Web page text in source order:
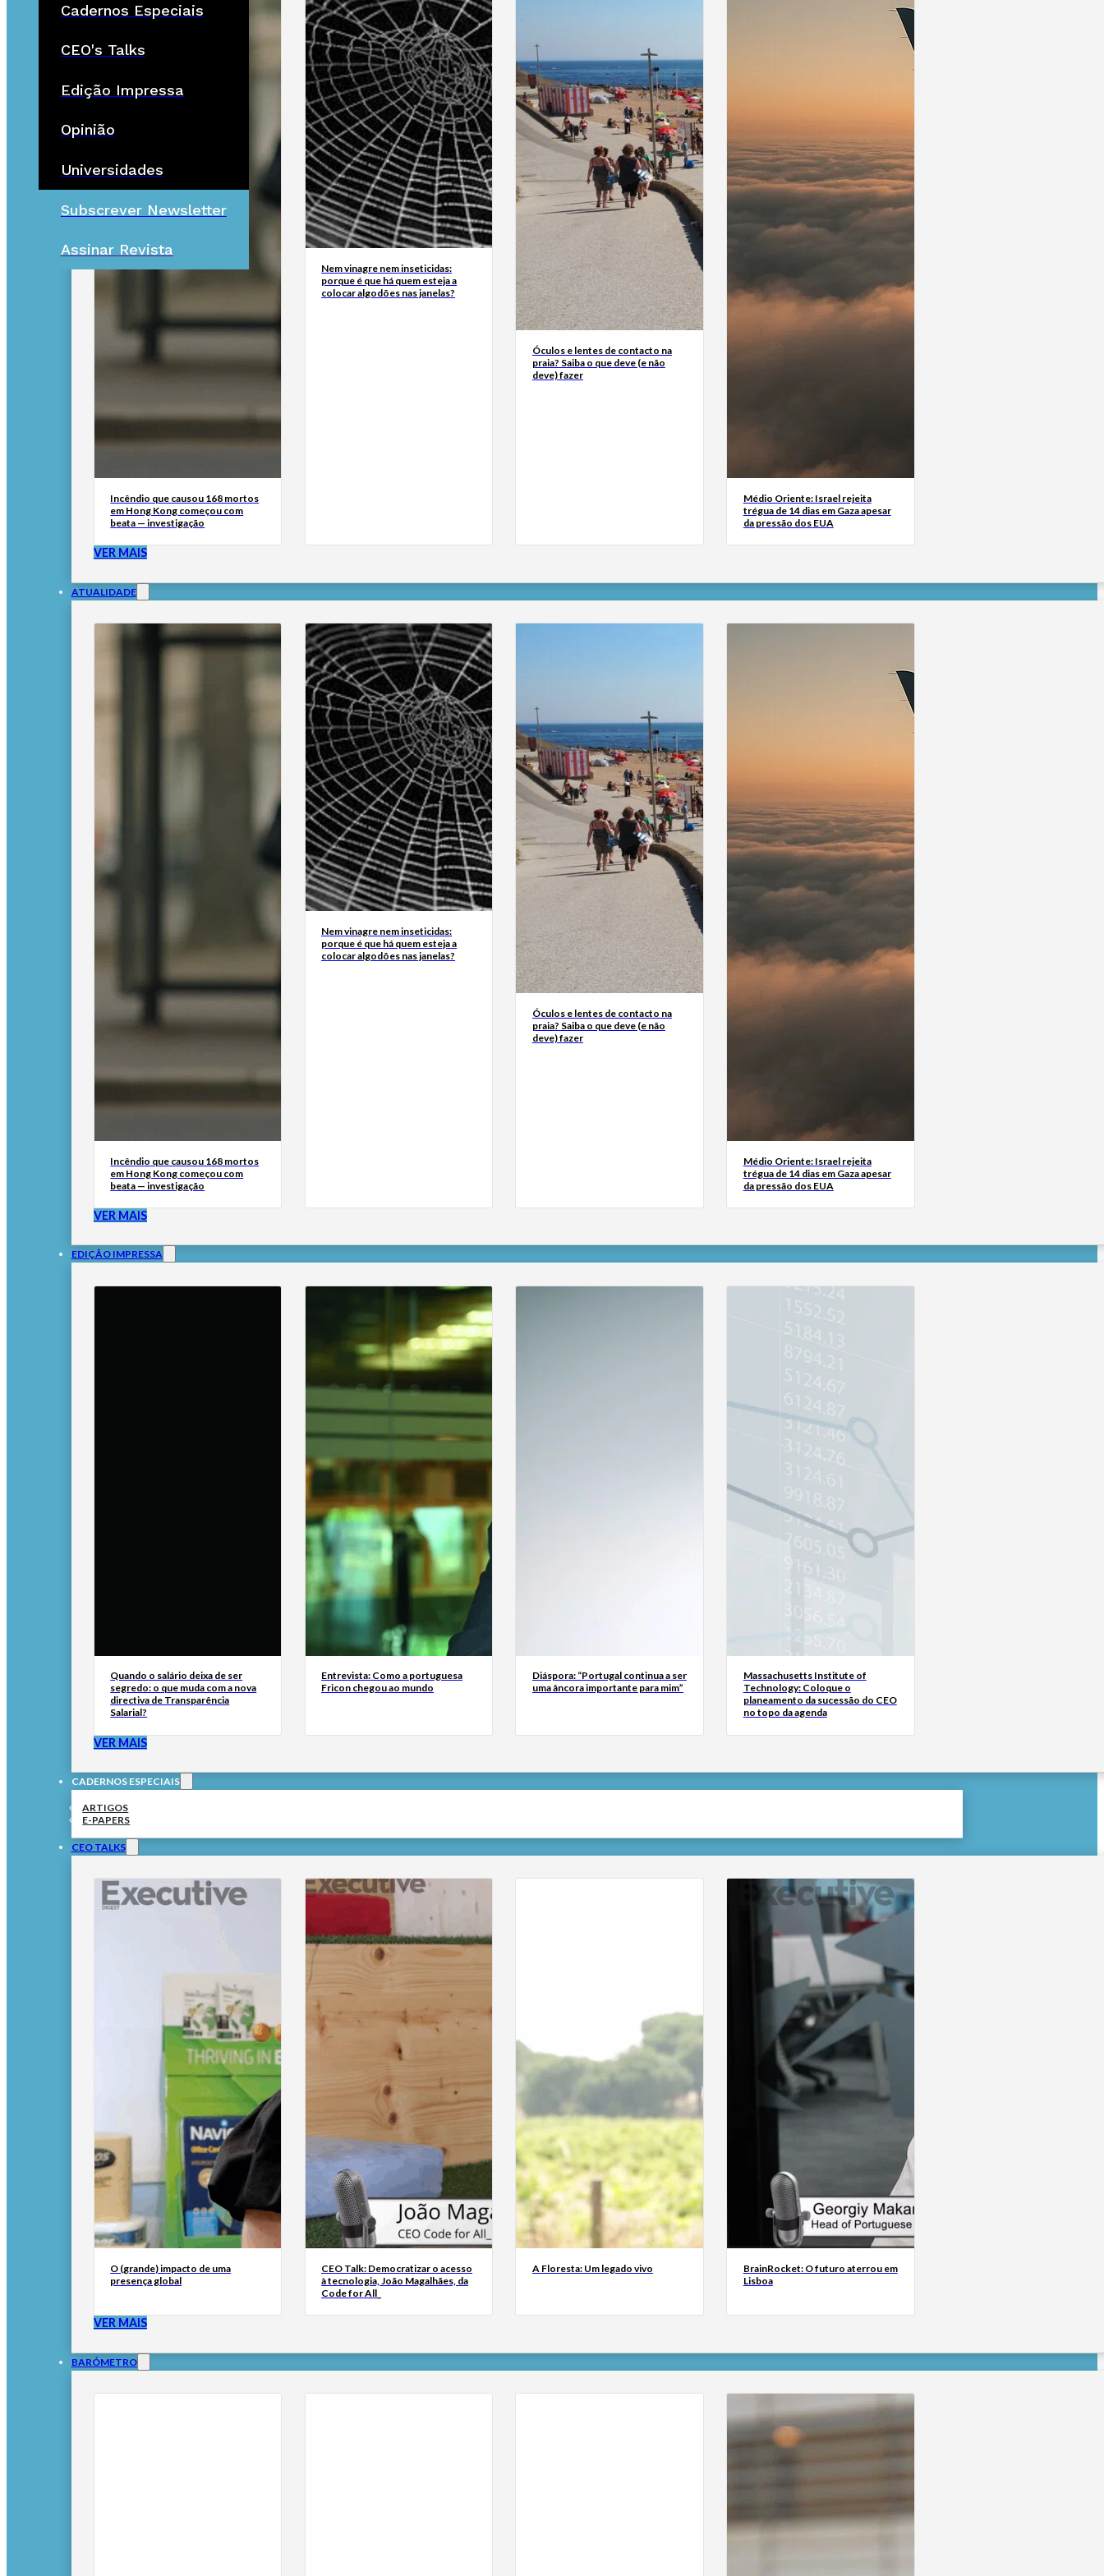
Cadernos Especiais
CEO's Talks
Edição Impressa
Opinião
Universidades
Subscrever Newsletter
Assinar Revista
Incêndio que causou 168 mortos
em Hong Kong começou com
beata — investigação
Nem vinagre nem inseticidas:
porque é que há quem esteja a
colocar algodões nas janelas?
Óculos e lentes de contacto na
praia? Saiba o que deve (e não
deve) fazer
Médio Oriente: Israel rejeita
trégua de 14 dias em Gaza apesar
da pressão dos EUA
VER MAIS
ATUALIDADE
Incêndio que causou 168 mortos
em Hong Kong começou com
beata — investigação
Nem vinagre nem inseticidas:
porque é que há quem esteja a
colocar algodões nas janelas?
Óculos e lentes de contacto na
praia? Saiba o que deve (e não
deve) fazer
Médio Oriente: Israel rejeita
trégua de 14 dias em Gaza apesar
da pressão dos EUA
VER MAIS
EDIÇÃO IMPRESSA
Quando o salário deixa de ser
segredo: o que muda com a nova
directiva de Transparência
Salarial?
Entrevista: Como a portuguesa
Fricon chegou ao mundo
Diáspora: “Portugal continua a ser
uma âncora importante para mim”
Massachusetts Institute of
Technology: Coloque o
planeamento da sucessão do CEO
no topo da agenda
VER MAIS
CADERNOS ESPECIAIS
ARTIGOS
E-PAPERS
CEO TALKS
O (grande) impacto de uma
presença global
CEO Talk: Democratizar o acesso
à tecnologia, João Magalhães, da
Code for All_
A Floresta: Um legado vivo
BrainRocket: O futuro aterrou em
Lisboa
VER MAIS
BARÓMETRO